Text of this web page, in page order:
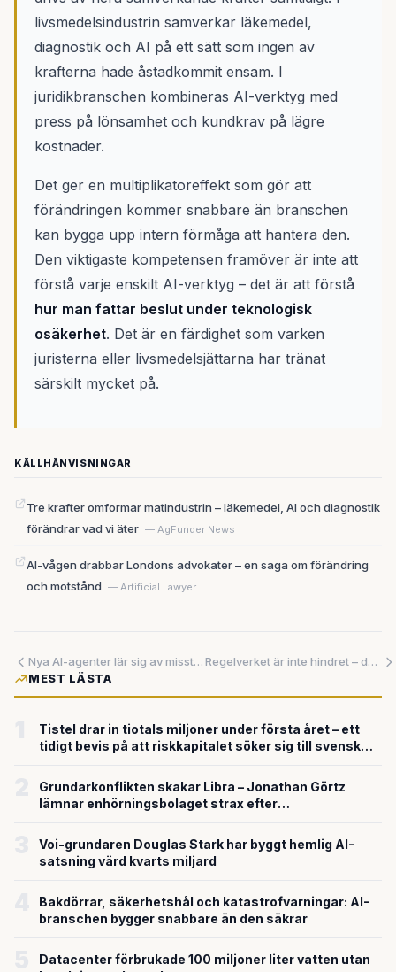
livsmedelsindustrin samverkar läkemedel,
diagnostik och AI på ett sätt som ingen av
krafterna hade åstadkommit ensam. I
juridikbranschen kombineras AI-verktyg med
press på lönsamhet och kundkrav på lägre
kostnader.
Det ger en multiplikatoreffekt som gör att
förändringen kommer snabbare än branschen
kan bygga upp intern förmåga att hantera den.
Den viktigaste kompetensen framöver är inte att
förstå varje enskilt AI-verktyg – det är att förstå
hur man fattar beslut under teknologisk
osäkerhet. Det är en färdighet som varken
juristerna eller livsmedelsjättarna har tränat
särskilt mycket på.
KÄLLHÄNVISNINGAR
Tre krafter omformar matindustrin – läkemedel, AI och diagnostik
förändrar vad vi äter — AgFunder News
AI-vågen drabbar Londons advokater – en saga om förändring
och motstånd — Artificial Lawyer
Nya AI-agenter lär sig av misstag och bygger långtidsminne – ett kluster av framsteg pekar i samma riktning
Regelverket är inte hindret – det är språngbrädan. De som förstår det tar täten.
MEST LÄSTA
Tistel drar in tiotals miljoner under första året – ett
tidigt bevis på att riskkapitalet söker sig till svensk
Grundarkonflikten skakar Libra – Jonathan Görtz
lämnar enhörningsbolaget strax efter
Voi-grundaren Douglas Stark har byggt hemlig AI-
satsning värd kvarts miljard
Bakdörrar, säkerhetshål och katastrofvarningar: AI-
branschen bygger snabbare än den säkrar
Datacenter förbrukade 100 miljoner liter vatten utan